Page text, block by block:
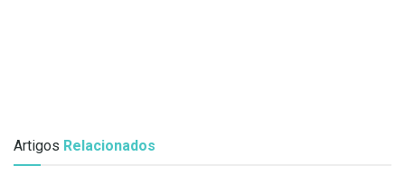
Artigos Relacionados